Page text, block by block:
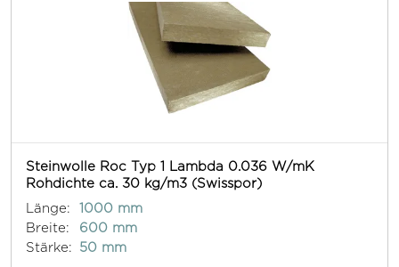
Steinwolle Roc Typ 1 Lambda 0.036 W/mK
Rohdichte ca. 30 kg/m3 (Swisspor)
Länge:
1000 mm
Breite:
600 mm
Stärke:
50 mm